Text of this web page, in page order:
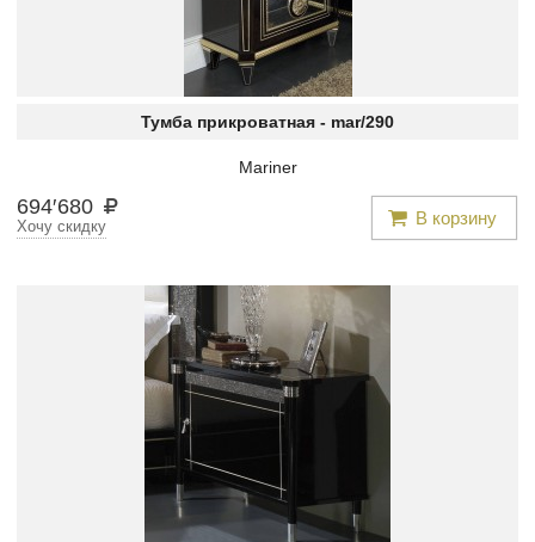
Тумба прикроватная - mar/290
Mariner
694′680 В корзину
Хочу скидку